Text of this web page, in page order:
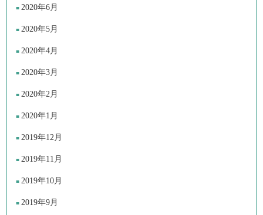
2020年6月
2020年5月
2020年4月
2020年3月
2020年2月
2020年1月
2019年12月
2019年11月
2019年10月
2019年9月